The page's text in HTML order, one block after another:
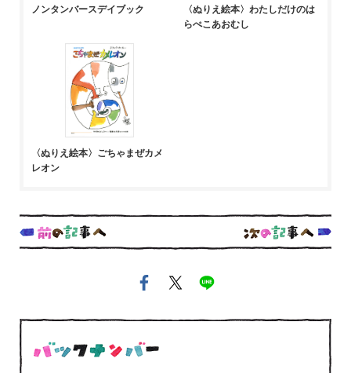
ノンタンバースデイブック
〈ぬりえ絵本〉わたしだけのは
らぺこあおむし
〈ぬりえ絵本〉ごちゃまぜカメ
レオン